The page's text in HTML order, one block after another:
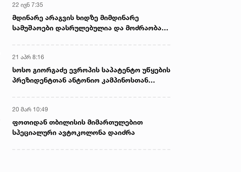
22 ივნ 7:35
მდინარე არაგვის ხიდზე მიმდინარე
სამუშაოები დასრულებულია და მოძრაობა
21 აპრ 8:16
სოსო გიორგაძე ევროპის საპატენტო უწყების
პრეზიდენტთან ანტონიო კამპინოსთან
20 მარ 10:49
ფოთიდან თბილისის მიმართულებით
სპეციალური ავტოკოლონა დაიძრა